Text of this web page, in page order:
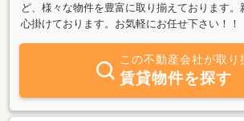
ど、様々な物件を豊富に取り揃えております。
心掛けております。お気軽にお任せ下さい！！
この不動産会社が取り
賃貸物件を探す